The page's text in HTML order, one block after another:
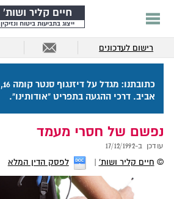
חיים קליר ושות'
ייצוג בתביעות ביטוח ונזיקין
רישום לעדכונים
אביב. דרכי ההגעה בתפריט "אודותינו".
נפשם של חסרי מעמד
עודכן ב-17/12/1992
© חיים קליר ושות' לפסק הדין המלא